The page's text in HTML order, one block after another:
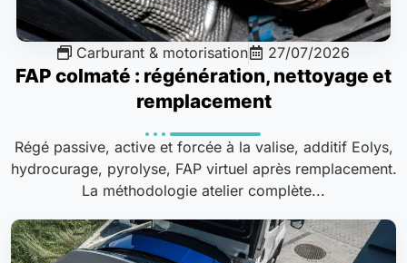
Carburant & motorisation 27/07/2026
FAP colmaté : régénération, nettoyage et
remplacement
Régé passive, active et forcée à la valise, additif Eolys,
hydrocurage, pyrolyse, FAP virtuel après remplacement.
La méthodologie atelier complète...